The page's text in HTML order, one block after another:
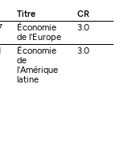
Titre
CR
Économie
de l'Europe
3.0
Économie
de
l'Amérique
latine
3.0